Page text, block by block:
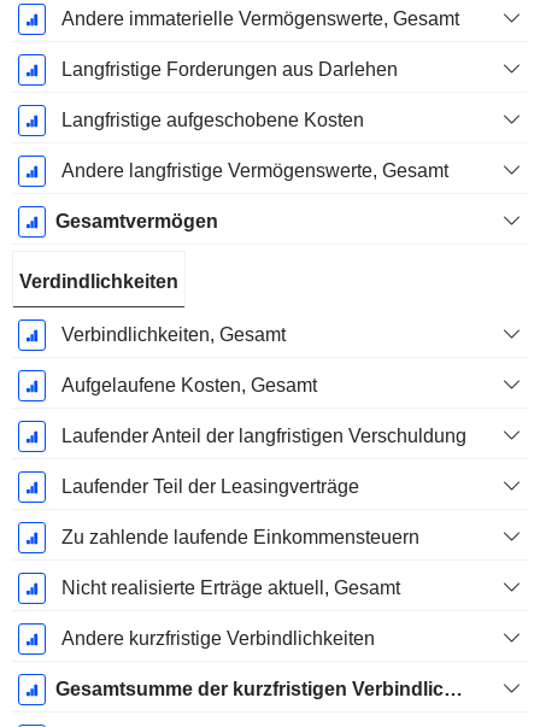
Andere immaterielle Vermögenswerte, Gesamt
Langfristige Forderungen aus Darlehen
Langfristige aufgeschobene Kosten
Andere langfristige Vermögenswerte, Gesamt
Gesamtvermögen
Verdindlichkeiten
Verbindlichkeiten, Gesamt
Aufgelaufene Kosten, Gesamt
Laufender Anteil der langfristigen Verschuldung
Laufender Teil der Leasingverträge
Zu zahlende laufende Einkommensteuern
Nicht realisierte Erträge aktuell, Gesamt
Andere kurzfristige Verbindlichkeiten
Gesamtsumme der kurzfristigen Verbindlichkeiten